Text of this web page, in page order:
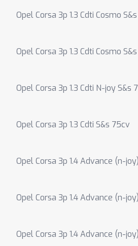
Opel Corsa 3p 1.3 Cdti Cosmo
Opel Corsa 3p 1.3 Cdti Cosmo
Opel Corsa 3p 1.3 Cdti N-joy S&s
Opel Corsa 3p 1.3 Cdti S&s 75cv
Opel Corsa 3p 1.4 Advance (n-
Opel Corsa 3p 1.4 Advance (n-
Opel Corsa 3p 1.4 Advance (n-